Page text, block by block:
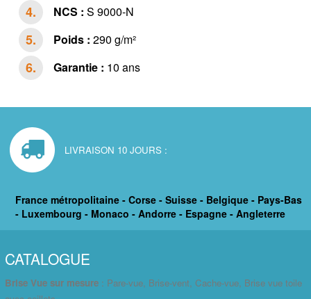
NCS : S 9000-N
Poids : 290 g/m²
Garantie : 10 ans
LIVRAISON 10 JOURS :
France métropolitaine - Corse - Suisse - Belgique - Pays-Bas
- Luxembourg - Monaco - Andorre - Espagne - Angleterre
CATALOGUE
Brise Vue sur mesure: Pare-vue, Brise-vent, Cache-vue, Brise vue toile